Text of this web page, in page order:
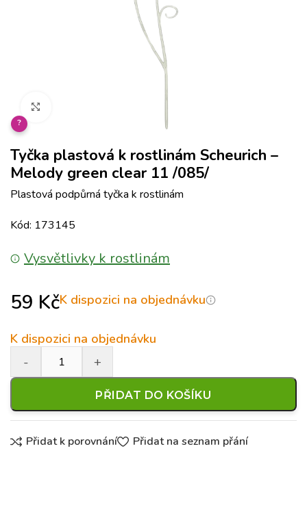
?
Tyčka plastová k rostlinám Scheurich –
Melody green clear 11 /085/
Plastová podpůrná tyčka k rostlinám
Kód: 173145
Vysvětlivky k rostlinám
59 KčK dispozici na objednávku
K dispozici na objednávku
PŘIDAT DO KOŠÍKU
Přidat k porovnání Přidat na seznam přání